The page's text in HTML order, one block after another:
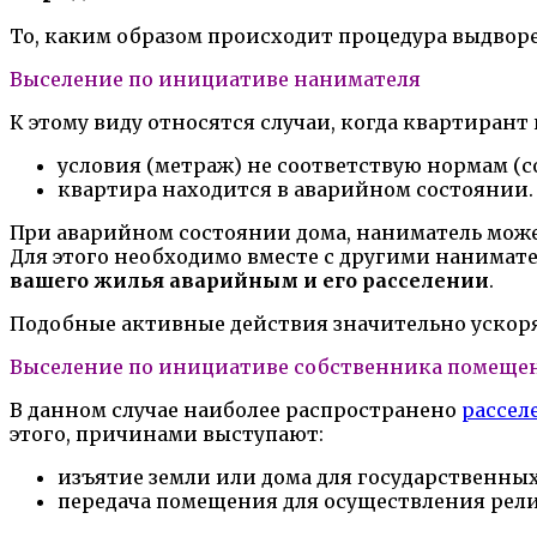
То, каким образом происходит процедура
Выселение по инициативе нанимателя
К этому виду относятся случаи, когда
условия (метраж) не соответствую нормам
квартира находится в аварийном состоянии.
При аварийном состоянии дома, наниматель
Для этого необходимо вместе с другими
вашего жилья аварийным и его расселении.
Подобные активные действия значительно
Выселение по инициативе собственника
В данном случае наиболее распространено
этого, причинами выступают:
изъятие земли или дома для
передача помещения для осуществления